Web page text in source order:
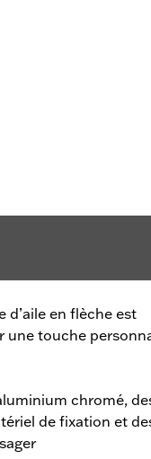
d’aile en flèche est
touche
chromé,
de fixation et